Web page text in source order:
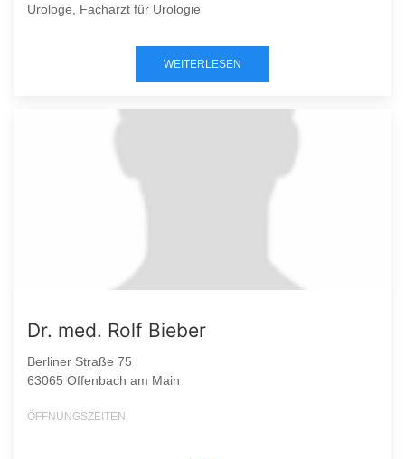
Urologe, Facharzt für Urologie
WEITERLESEN
Dr. med. Rolf Bieber
Berliner Straße 75
63065 Offenbach am Main
ÖFFNUNGSZEITEN